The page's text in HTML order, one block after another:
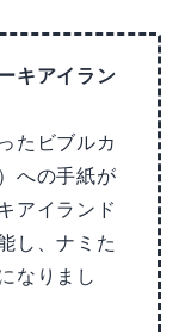
キアイラン
たビブルカ
への手紙が
アイランド
し、ナミた
なりまし